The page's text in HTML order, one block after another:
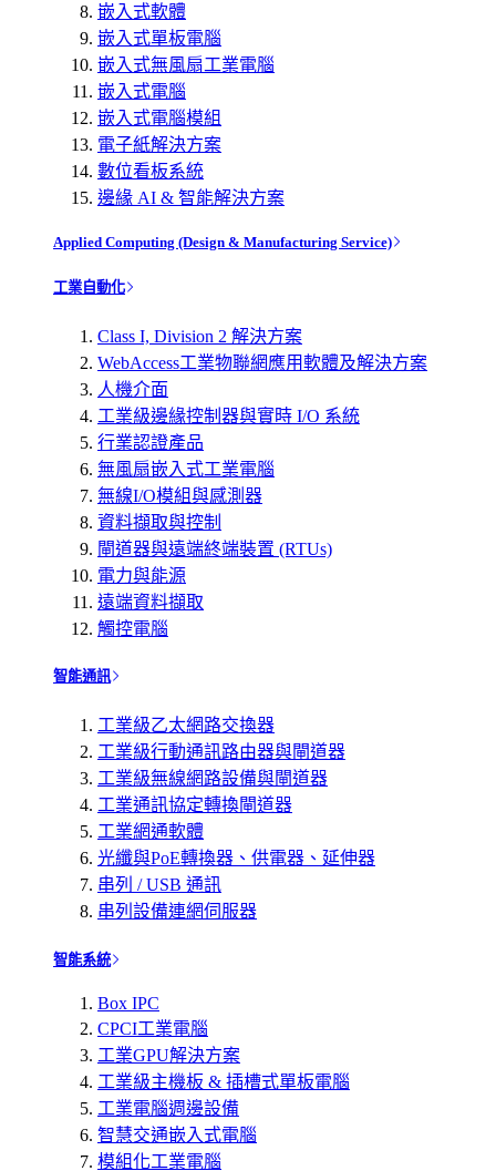
嵌入式軟體
嵌入式單板電腦
嵌入式無風扇工業電腦
嵌入式電腦
嵌入式電腦模組
電子紙解決方案
數位看板系統
邊緣 AI & 智能解決方案
Applied Computing (Design & Manufacturing Service)
工業自動化
Class I, Division 2 解決方案
WebAccess工業物聯網應用軟體及解決方案
人機介面
工業級邊緣控制器與實時 I/O 系統
行業認證產品
無風扇嵌入式工業電腦
無線I/O模組與感測器
資料擷取與控制
閘道器與遠端終端裝置 (RTUs)
電力與能源
遠端資料擷取
觸控電腦
智能通訊
工業級乙太網路交換器
工業級行動通訊路由器與閘道器
工業級無線網路設備與閘道器
工業通訊協定轉換閘道器
工業網通軟體
光纖與PoE轉換器、供電器、延伸器
串列 / USB 通訊
串列設備連網伺服器
智能系統
Box IPC
CPCI工業電腦
工業GPU解決方案
工業級主機板 & 插槽式單板電腦
工業電腦週邊設備
智慧交通嵌入式電腦
模組化工業電腦